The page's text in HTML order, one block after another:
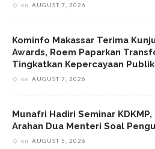
on AUGUST 7, 2026
Kominfo Makassar Terima
Awards, Roem Paparkan
Tingkatkan Kepercayaan Publik
on AUGUST 7, 2026
Munafri Hadiri Seminar
Arahan Dua Menteri Soal
on AUGUST 5, 2026